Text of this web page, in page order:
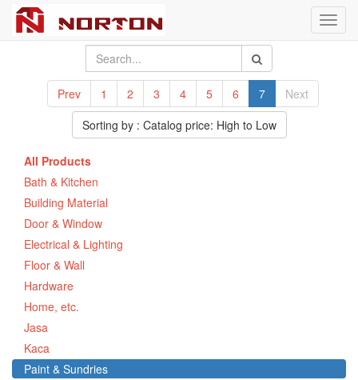
Prev 1 2 3 4 5 6 7
Next
Sorting by : Catalog price: High to Low
All Products
Bath & Kitchen
Building Material
Door & Window
Electrical & Lighting
Floor & Wall
Hardware
Home, etc.
Jasa
Kaca
Paint & Sundries